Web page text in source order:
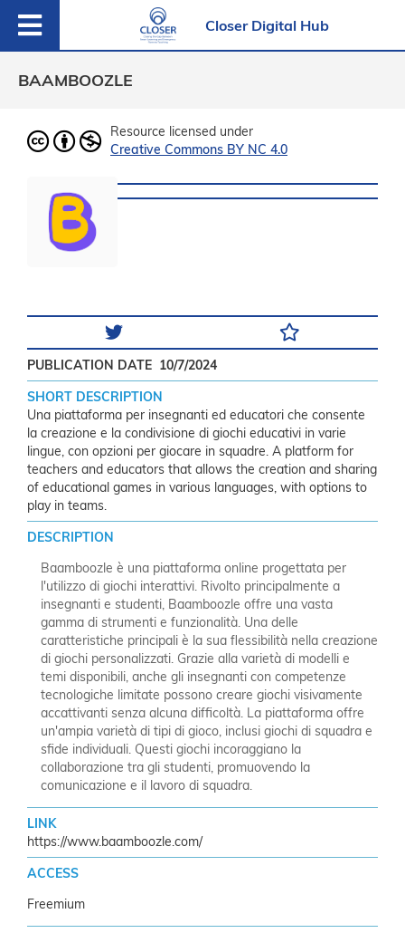
Closer Digital Hub
BAAMBOOZLE
Resource licensed under
Creative Commons BY NC 4.0
PUBLICATION DATE 10/7/2024
SHORT DESCRIPTION
Una piattaforma per insegnanti ed educatori che consente
la creazione e la condivisione di giochi educativi in varie
lingue, con opzioni per giocare in squadre. A platform for
teachers and educators that allows the creation and sharing
of educational games in various languages, with options to
play in teams.
DESCRIPTION
Baamboozle è una piattaforma online progettata per
l'utilizzo di giochi interattivi. Rivolto principalmente a
insegnanti e studenti, Baamboozle offre una vasta
gamma di strumenti e funzionalità. Una delle
caratteristiche principali è la sua flessibilità nella creazione
di giochi personalizzati. Grazie alla varietà di modelli e
temi disponibili, anche gli insegnanti con competenze
tecnologiche limitate possono creare giochi visivamente
accattivanti senza alcuna difficoltà. La piattaforma offre
un'ampia varietà di tipi di gioco, inclusi giochi di squadra e
sfide individuali. Questi giochi incoraggiano la
collaborazione tra gli studenti, promuovendo la
comunicazione e il lavoro di squadra.
LINK
https://www.baamboozle.com/
ACCESS
Freemium